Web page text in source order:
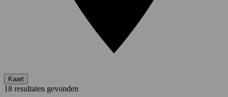
Kaart
18 resultaten gevonden